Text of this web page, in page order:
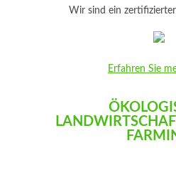
Wir sind ein
Erfahren Sie